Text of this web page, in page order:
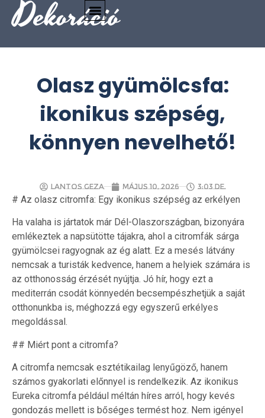
Dekoráció
Olasz gyümölcsfa:
ikonikus szépség,
könnyen nevelhető!
Lantos Geza május 10, 2026 3:03 de.
# Az olasz citromfa: Egy ikonikus szépség az erkélyen
Ha valaha is jártatok már Dél-Olaszországban, bizonyára
emlékeztek a napsütötte tájakra, ahol a citromfák sárga
gyümölcsei ragyognak az ég alatt. Ez a mesés látvány
nemcsak a turisták kedvence, hanem a helyiek számára is
az otthonosság érzését nyújtja. Jó hír, hogy ezt a
mediterrán csodát könnyedén becsempészhetjük a saját
otthonunkba is, méghozzá egy egyszerű erkélyes
megoldással.
## Miért pont a citromfa?
A citromfa nemcsak esztétikailag lenyűgöző, hanem
számos gyakorlati előnnyel is rendelkezik. Az ikonikus
Eureka citromfa például méltán híres arról, hogy kevés
gondozás mellett is bőséges termést hoz. Nem igényel